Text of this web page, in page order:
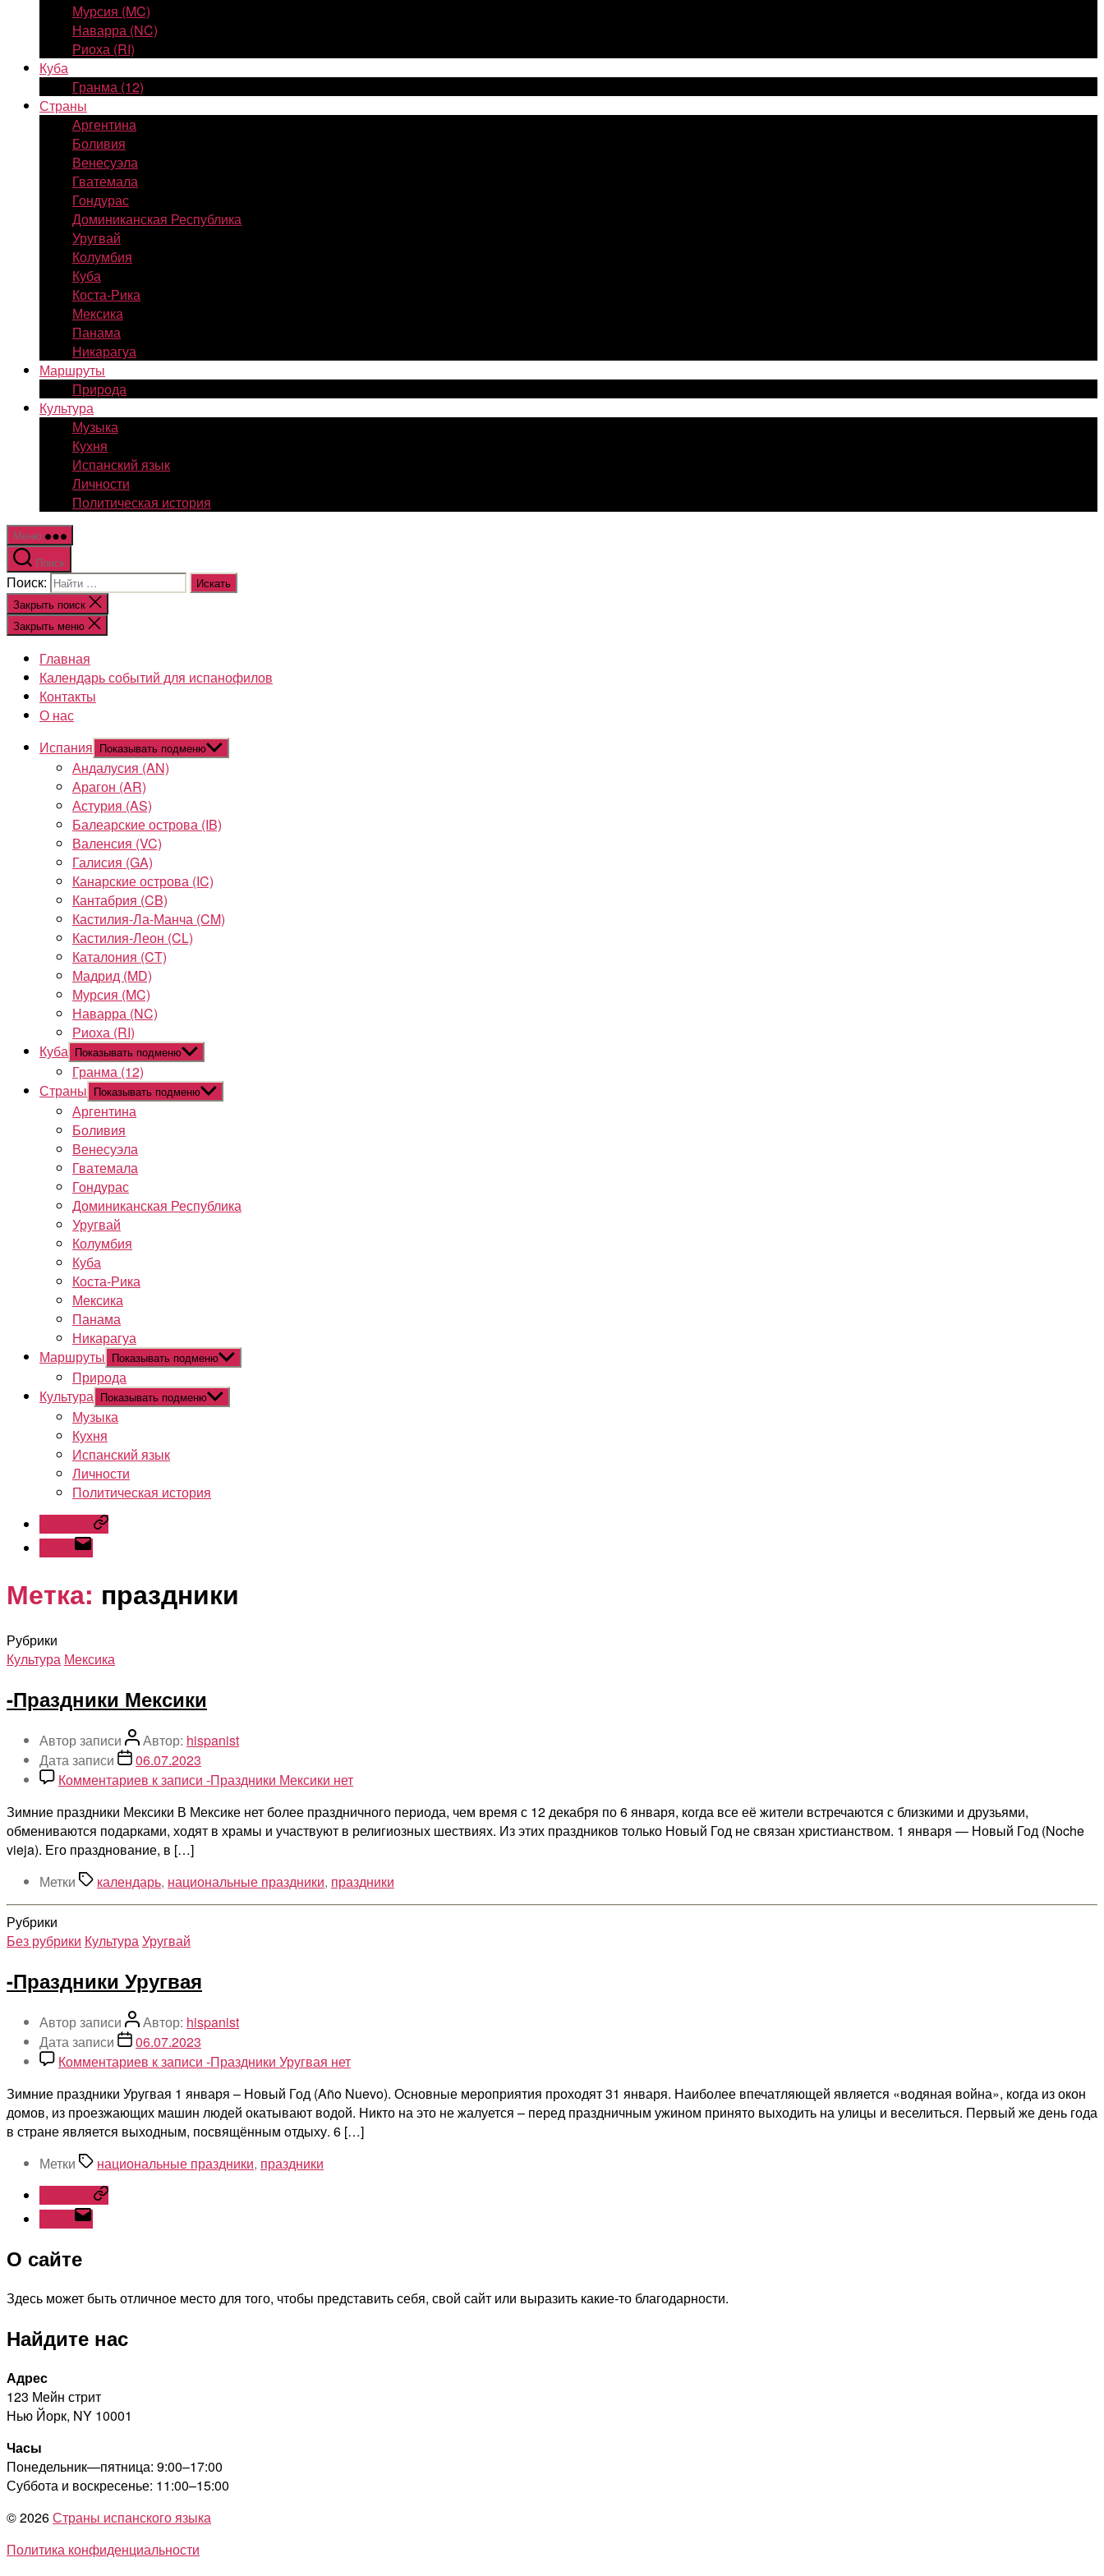
Мурсия (MC)
Наварра (NC)
Риоха (RI)
Куба
Гранма (12)
Страны
Аргентина
Боливия
Венесуэла
Гватемала
Гондурас
Доминиканская Республика
Уругвай
Колумбия
Куба
Коста-Рика
Мексика
Панама
Никарагуа
Маршруты
Природа
Культура
Музыка
Кухня
Испанский язык
Личности
Политическая история
Меню
Поиск
Поиск:
Закрыть поиск
Закрыть меню
Главная
Календарь событий для испанофилов
Контакты
О нас
Испания Показывать подменю
Андалусия (AN)
Арагон (AR)
Астурия (AS)
Балеарские острова (IB)
Валенсия (VC)
Галисия (GA)
Канарские острова (IC)
Кантабрия (CB)
Кастилия-Ла-Манча (CM)
Кастилия-Леон (CL)
Каталония (CT)
Мадрид (MD)
Мурсия (MC)
Наварра (NC)
Риоха (RI)
Куба Показывать подменю
Гранма (12)
Страны Показывать подменю
Аргентина
Боливия
Венесуэла
Гватемала
Гондурас
Доминиканская Республика
Уругвай
Колумбия
Куба
Коста-Рика
Мексика
Панама
Никарагуа
Маршруты Показывать подменю
Природа
Культура Показывать подменю
Музыка
Кухня
Испанский язык
Личности
Политическая история
Метка: праздники
Рубрики
Культура Мексика
-Праздники Мексики
Автор записи Автор: hispanist
Дата записи
06.07.2023
Комментариев к записи -Праздники Мексики нет
Зимние праздники Мексики В Мексике нет более праздничного периода, чем время с 12 декабря по 6 января, когда все её жители встречаются с близкими и друзьями,
обмениваются подарками, ходят в храмы и участвуют в религиозных шествиях. Из этих праздников только Новый Год не связан христианством. 1 января — Новый Год (Noche
vieja). Его празднование, в […]
Метки
календарь, национальные праздники, праздники
Рубрики
Без рубрики КультураУругвай
-Праздники Уругвая
Автор записи Автор: hispanist
Дата записи
06.07.2023
Комментариев к записи -Праздники Уругвая нет
Зимние праздники Уругвая 1 января – Новый Год (Año Nuevo). Основные мероприятия проходят 31 января. Наиболее впечатляющей является «водяная война», когда из окон
домов, из проезжающих машин людей окатывают водой. Никто на это не жалуется – перед праздничным ужином принято выходить на улицы и веселиться. Первый же день года
в стране является выходным, посвящённым отдыху. 6 […]
Метки
национальные праздники, праздники
О сайте
Здесь может быть отличное место для того, чтобы представить себя, свой сайт или выразить какие-то благодарности.
Найдите нас
Адрес
123 Мейн стрит
Нью Йорк, NY 10001
Часы
Понедельник—пятница: 9:00–17:00
Суббота и воскресенье: 11:00–15:00
© 2026Страны испанского языка
Политика конфиденциальности